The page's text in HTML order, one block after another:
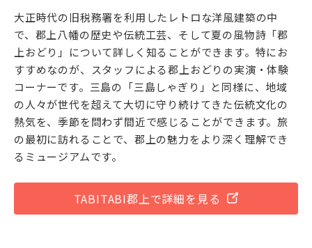
大正時代の旧税務署を利用したレトロな洋風建築の中
で、郡上八幡の歴史や伝統工芸、そして夏の風物詩「郡
上おどり」について詳しく知ることができます。特にお
すすめなのが、スタッフによる郡上おどりの実演・体験
コーナーです。三島の「三島しゃぎり」と同様に、地域
の人々が世代を超えて大切に守り続けてきた伝統文化の
熱気を、季節を問わず間近で感じることができます。旅
の最初に訪れることで、郡上の魅力をより深く理解でき
るミュージアムです。
TABITABI郡上で詳細を見る